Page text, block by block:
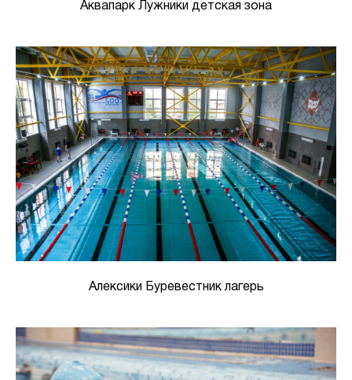
Аквапарк Лужники детская зона
Алексики Буревестник лагерь